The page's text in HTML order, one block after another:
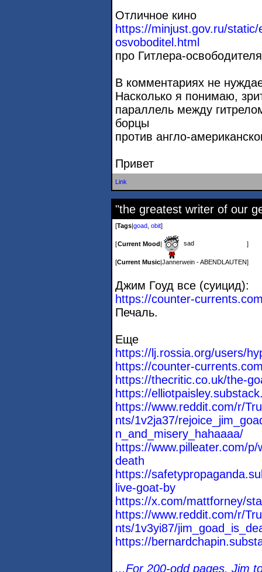
Отличное кино
https://minjust.gov.ru/static/
osvoboditel.html
про Гитлера-
В комментариях не
Насколько я понимаю,
параллель между
борцы
против англо-
Привет
Link
"the greatest writer of our
[Tags goad obit]
[Current Mood sad ]
[Current Music Jannerwein - ABENDLAUTEN]
Джим Гоуд все (суицид):
https://counter-
Печаль.
Еще
https://lj.rossia.org/users/
https://counter-
https://thecritic.co.uk/the-
https://
https://www.reddit.com/r/
nts/1v2ja37/
n_and_misery_hahaaaa/
https://www.pilleater.com/p/
death
https://
live-goat-by
https://x.com/mattforney/
https://www.reddit.com/r/
nts/1v3yi87/
https://
...For 200-odd pages, Jim